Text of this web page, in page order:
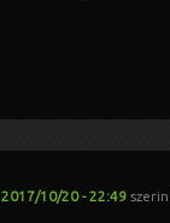
2017/10/20 - 22:49